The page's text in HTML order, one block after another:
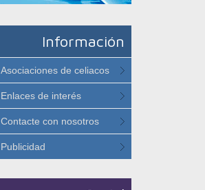
Información
Asociaciones de celiacos
Enlaces de interés
Contacte con nosotros
Publicidad